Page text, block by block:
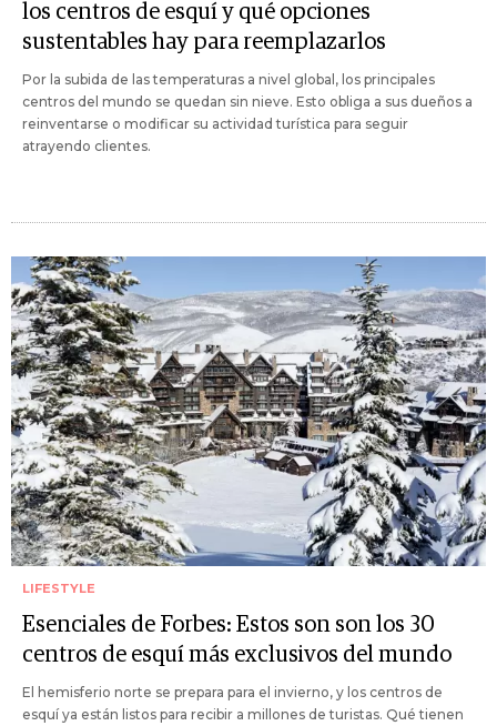
los centros de esquí y qué opciones
sustentables hay para reemplazarlos
Por la subida de las temperaturas a nivel global, los principales
centros del mundo se quedan sin nieve. Esto obliga a sus dueños a
reinventarse o modificar su actividad turística para seguir
atrayendo clientes.
LIFESTYLE
Esenciales de Forbes: Estos son son los 30
centros de esquí más exclusivos del mundo
El hemisferio norte se prepara para el invierno, y los centros de
esquí ya están listos para recibir a millones de turistas. Qué tienen